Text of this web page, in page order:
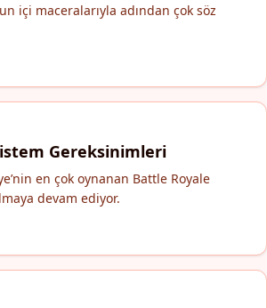
içi maceralarıyla adından çok söz
Gereksinimleri
en çok oynanan Battle Royale
devam ediyor.